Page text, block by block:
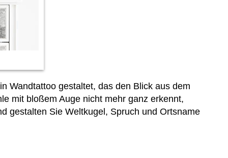
Wandtattoo gestaltet, das den Blick aus dem
mit bloßem Auge nicht mehr ganz erkennt,
gestalten Sie Weltkugel, Spruch und Ortsname